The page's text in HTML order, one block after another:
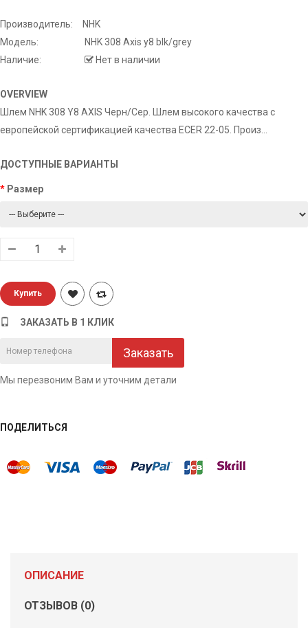
Производитель:
NHK
Модель:
NHK 308 Axis y8 blk/grey
Наличие:
Нет в наличии
OVERVIEW
Шлем NHK 308 Y8 AXIS Черн/Сер. Шлем высокого качества с
европейской сертификацией качества ECER 22-05. Произ...
ДОСТУПНЫЕ ВАРИАНТЫ
Размер
ЗАКАЗАТЬ В 1 КЛИК
Заказать
Мы перезвоним Вам и уточним детали
ПОДЕЛИТЬСЯ
ОПИСАНИЕ
ОТЗЫВОВ (0)